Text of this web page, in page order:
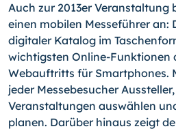
Auch zur 2013er Veranstaltung
einen mobi­len Messeführer an:
digitaler Katalog im
wichtigsten Online-Funktionen
Webauftritts für Smartphones.
jeder Messebesucher
Veranstaltungen auswählen
planen. Darüber hinaus zeigt